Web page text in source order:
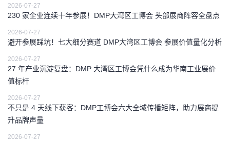
2026-07-27
230 家企业连续十年参展！DMP大湾区工博会 头部展商阵容全盘点
2026-07-27
避开参展踩坑！七大细分赛道 DMP大湾区工博会 参展价值量化分析
2026-07-27
27 年产业沉淀复盘：DMP 大湾区工博会凭什么成为华南工业展价
值标杆
2026-07-27
不只是 4 天线下获客：DMP工博会六大全域传播矩阵，助力展商提
升品牌声量
2026-07-27